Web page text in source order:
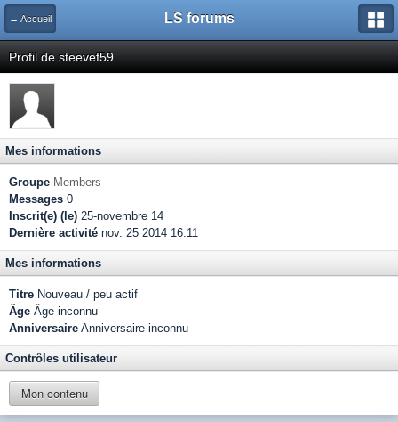
← Accueil LS forums
Profil de steevef59
Mes informations
Groupe Members
Messages 0
Inscrit(e) (le) 25-novembre 14
Dernière activité nov. 25 2014 16:11
Mes informations
Titre Nouveau / peu actif
Âge Âge inconnu
Anniversaire Anniversaire inconnu
Contrôles utilisateur
Mon contenu